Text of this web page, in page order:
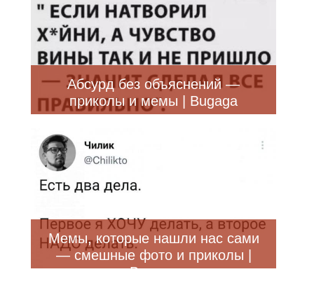
Абсурд без объяснений —
приколы и мемы | Bugaga
Мемы, которые нашли нас сами
— смешные фото и приколы |
Bugaga